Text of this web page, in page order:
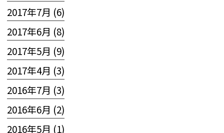
2017年7月 (6)
2017年6月 (8)
2017年5月 (9)
2017年4月 (3)
2016年7月 (3)
2016年6月 (2)
2016年5月 (1)